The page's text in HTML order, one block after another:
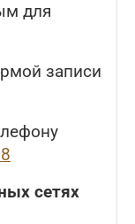
для
записи
сетях